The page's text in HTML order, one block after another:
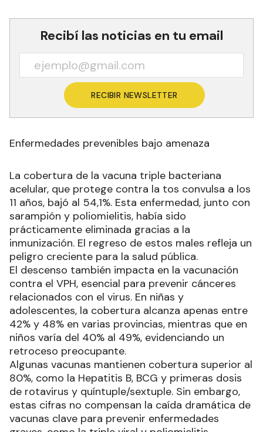
Recibí las noticias en tu email
RECIBIR NEWSLETTER
Enfermedades prevenibles bajo amenaza
La cobertura de la vacuna triple bacteriana
acelular, que protege contra la tos convulsa a los
11 años, bajó al 54,1%. Esta enfermedad, junto con
sarampión y poliomielitis, había sido
prácticamente eliminada gracias a la
inmunización. El regreso de estos males refleja un
peligro creciente para la salud pública.
El descenso también impacta en la vacunación
contra el VPH, esencial para prevenir cánceres
relacionados con el virus. En niñas y
adolescentes, la cobertura alcanza apenas entre
42% y 48% en varias provincias, mientras que en
niños varía del 40% al 49%, evidenciando un
retroceso preocupante.
Algunas vacunas mantienen cobertura superior al
80%, como la Hepatitis B, BCG y primeras dosis
de rotavirus y quíntuple/sextuple. Sin embargo,
estas cifras no compensan la caída dramática de
vacunas clave para prevenir enfermedades